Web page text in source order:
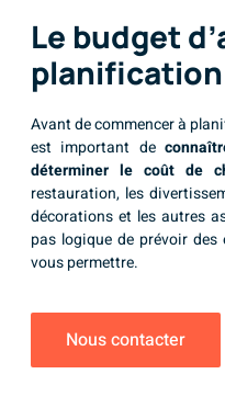
Le budget
Avant de commencer à
est important de
déterminer le coût de
restauration, les
décorations et les autres
pas logique de prévoir
vous permettre.
Nous contacter